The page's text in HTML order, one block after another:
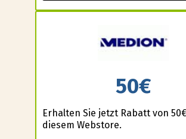
50€
Erhalten Sie jetzt Rabatt von
diesem Webstore.